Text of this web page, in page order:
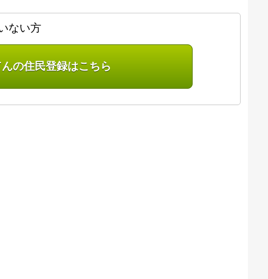
ない方
の住民登録はこちら